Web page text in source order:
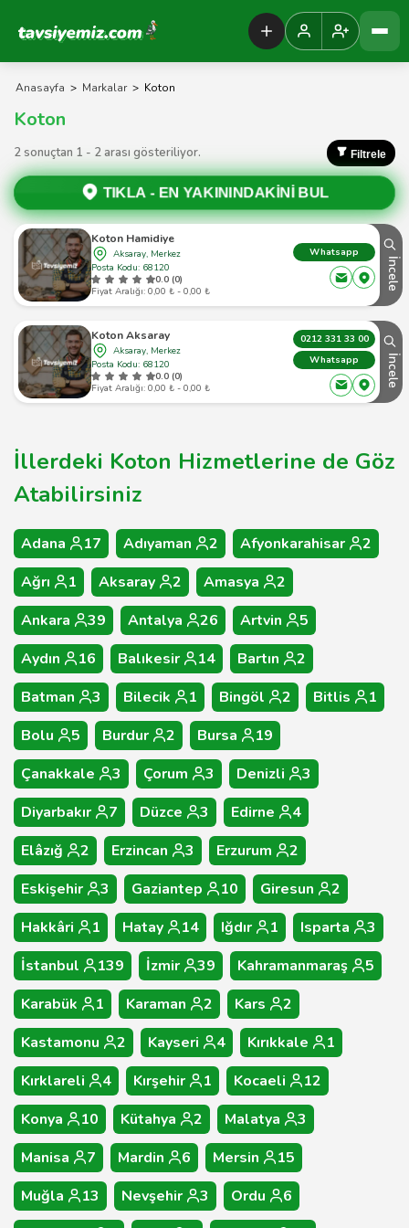
Tavsiyemiz Anasayfa
Anasayfa > Markalar > Koton
Koton
2 sonuçtan 1 - 2 arası gösteriliyor. Filtrele
TIKLA - EN YAKININDAKİNİ BUL
Koton Hamidiye
Aksaray, Merkez
Posta Kodu: 68120
0.0 (0)
Fiyat Aralığı: 0,00 ₺ - 0,00 ₺
Whatsapp
İncele
Koton Aksaray
Aksaray, Merkez
Posta Kodu: 68120
0.0 (0)
Fiyat Aralığı: 0,00 ₺ - 0,00 ₺
0212 331 33 00
Whatsapp
İncele
İllerdeki Koton Hizmetlerine de Göz
Atabilirsiniz
Adana 17 Adıyaman 2 Afyonkarahisar
2
Ağrı
1 Aksaray 2 Amasya
2
Ankara
39 Antalya 26 Artvin
5
Aydın
16 Balıkesir 14 Bartın
2
Batman
3 Bilecik 1 Bingöl 2 Bitlis
1
Bolu
5 Burdur 2 Bursa
19
Çanakkale
3 Çorum 3 Denizli
3
Diyarbakır
7 Düzce 3 Edirne
4
Elâzığ
2 Erzincan 3 Erzurum
2
Eskişehir
3 Gaziantep 10 Giresun
2
Hakkâri
1 Hatay 14 Iğdır 1 Isparta
3
İstanbul
139 İzmir 39 Kahramanmaraş
5
Karabük
1 Karaman 2 Kars
2
Kastamonu
2 Kayseri 4 Kırıkkale
1
Kırklareli
4 Kırşehir 1 Kocaeli
12
Konya
10 Kütahya 2 Malatya
3
Manisa
7 Mardin 6 Mersin
15
Muğla
13 Nevşehir 3 Ordu
6